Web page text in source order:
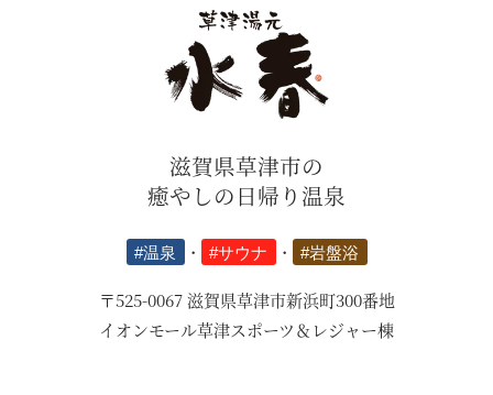
滋賀県草津市の
癒やしの日帰り温泉
#温泉 ・ #サウナ ・ #岩盤浴
〒525-0067 滋賀県草津市新浜町300番地
イオンモール草津スポーツ＆レジャー棟